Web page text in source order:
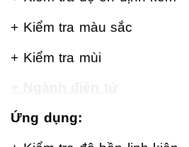
+ Kiểm tra màu sắc
+ Kiểm tra mùi
Ứng dụng: